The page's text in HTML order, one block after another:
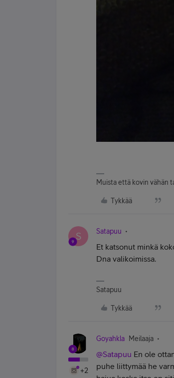
Muista että kovin vähän
Tykkää
S Satapuu
Et katsonut minkä
Dna valikoimissa.
Satapuu
Tykkää
+2
Goyahkla Meilaaja
@Satapuu En ole
puhe liittymää he